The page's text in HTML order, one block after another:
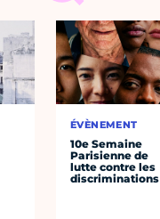
ÉVÈNEMENT
10e Semaine
Parisienne de
lutte contre les
discriminations